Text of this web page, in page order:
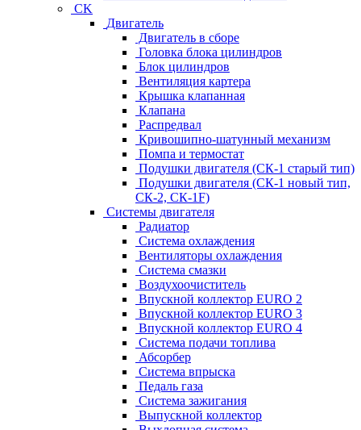
CK
Двигатель
Двигатель в сборе
Головка блока цилиндров
Блок цилиндров
Вентиляция картера
Крышка клапанная
Клапана
Распредвал
Кривошипно-шатунный механизм
Помпа и термостат
Подушки двигателя (СК-1 старый тип)
Подушки двигателя (СК-1 новый тип,
СК-2, СК-1F)
Системы двигателя
Радиатор
Система охлаждения
Вентиляторы охлаждения
Система смазки
Воздухоочиститель
Впускной коллектор EURO 2
Впускной коллектор EURO 3
Впускной коллектор EURO 4
Система подачи топлива
Абсорбер
Система впрыска
Педаль газа
Система зажигания
Выпускной коллектор